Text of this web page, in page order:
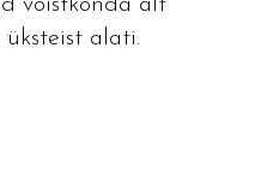
alati.